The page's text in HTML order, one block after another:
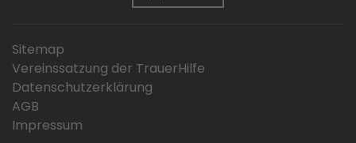
Sitemap
Vereinssatzung der TrauerHilfe
Datenschutzerklärung
AGB
Impressum